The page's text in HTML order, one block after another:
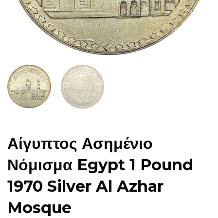
Αίγυπτος Ασημένιο
Νόμισμα Egypt 1 Pound
1970 Silver Al Azhar
Mosque